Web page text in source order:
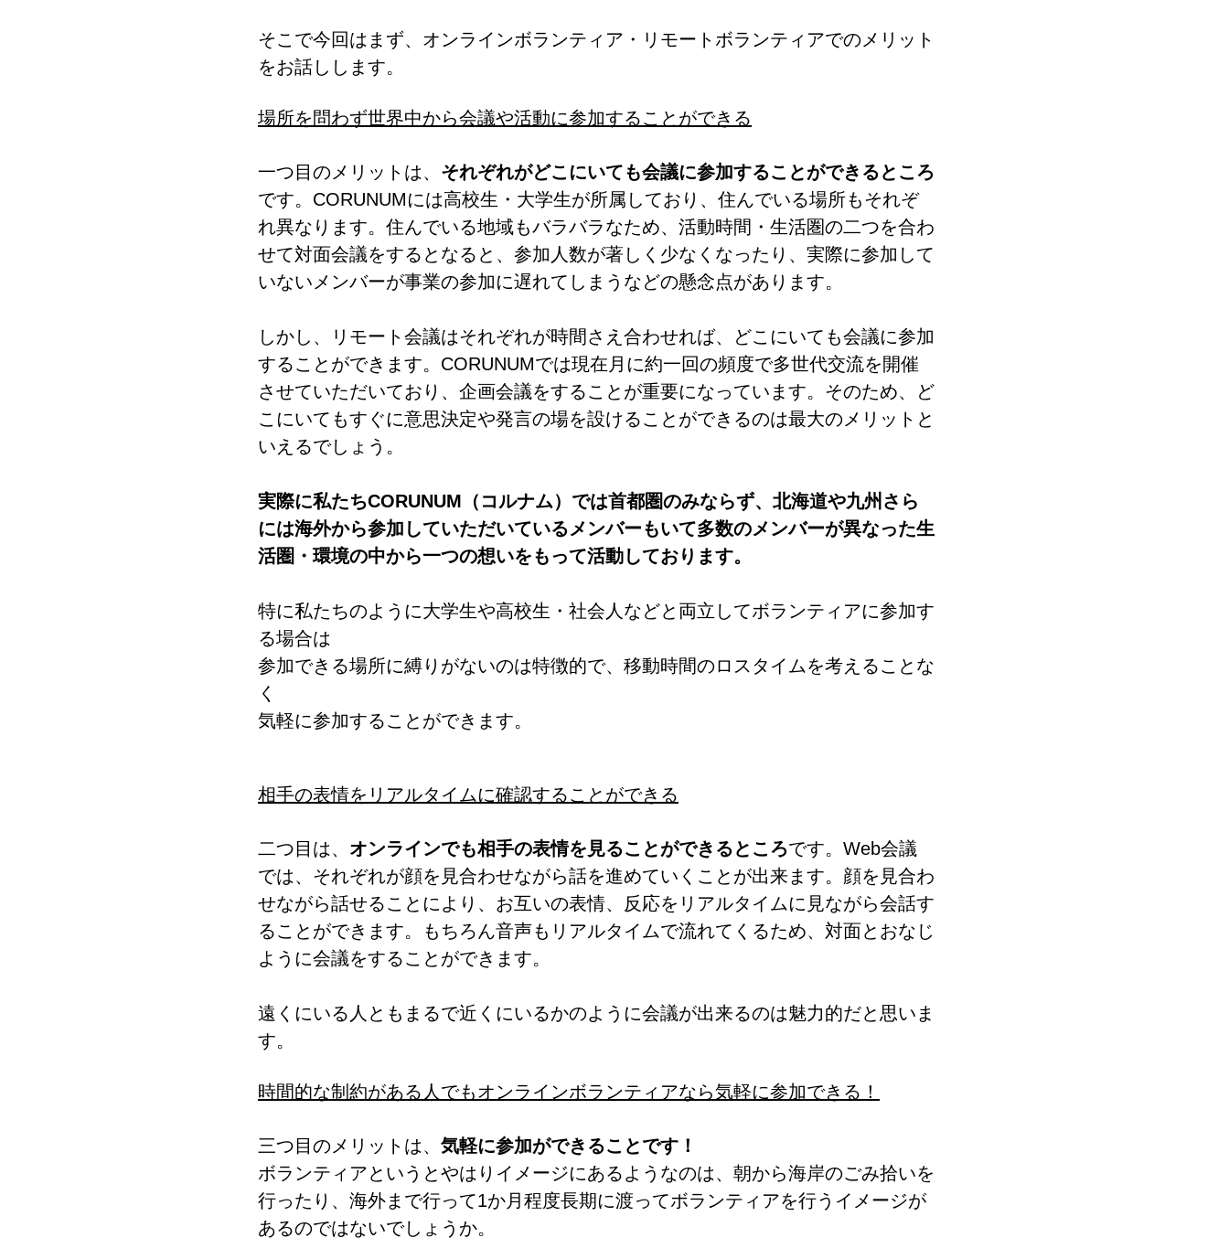
そこで今回はまず、オンラインボランティア・リモートボランティアでのメリット
をお話しします。
場所を問わず世界中から会議や活動に参加することができる
一つ目のメリットは、 それぞれがどこにいても会議に参加することができるところ
です。CORUNUMには高校生・大学生が所属しており、住んでいる場所もそれぞ
れ異なります。住んでいる地域もバラバラなため、活動時間・生活圏の二つを合わ
せて対面会議をするとなると、参加人数が著しく少なくなったり、実際に参加して
いないメンバーが事業の参加に遅れてしまうなどの懸念点があります。
しかし、リモート会議はそれぞれが時間さえ合わせれば、どこにいても会議に参加
することができます。CORUNUMでは現在月に約一回の頻度で多世代交流を開催
させていただいており、企画会議をすることが重要になっています。そのため、ど
こにいてもすぐに意思決定や発言の場を設けることができるのは最大のメリットと
いえるでしょう。
実際に私たちCORUNUM（コルナム）では首都圏のみならず、北海道や九州さら
には海外から参加していただいているメンバーもいて多数のメンバーが異なった生
活圏・環境の中から一つの想いをもって活動しております。
特に私たちのように大学生や高校生・社会人などと両立してボランティアに参加す
る場合は
参加できる場所に縛りがないのは特徴的で、移動時間のロスタイムを考えることな
く
気軽に参加することができます。
相手の表情をリアルタイムに確認することができる
二つ目は、 オンラインでも相手の表情を見ることができるところです。Web会議
では、それぞれが顔を見合わせながら話を進めていくことが出来ます。顔を見合わ
せながら話せることにより、お互いの表情、反応をリアルタイムに見ながら会話す
ることができます。もちろん音声もリアルタイムで流れてくるため、対面とおなじ
ように会議をすることができます。
遠くにいる人ともまるで近くにいるかのように会議が出来るのは魅力的だと思いま
す。
時間的な制約がある人でもオンラインボランティアなら気軽に参加できる！
三つ目のメリットは、 気軽に参加ができることです！
ボランティアというとやはりイメージにあるようなのは、朝から海岸のごみ拾いを
行ったり、海外まで行って1か月程度長期に渡ってボランティアを行うイメージが
あるのではないでしょうか。